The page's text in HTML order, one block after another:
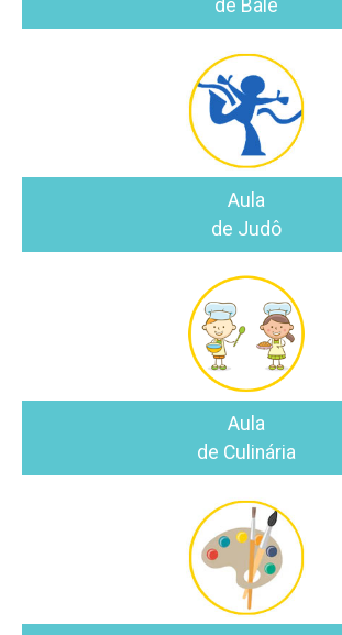
de Balé
Aula
de Judô
Aula
de Culinária